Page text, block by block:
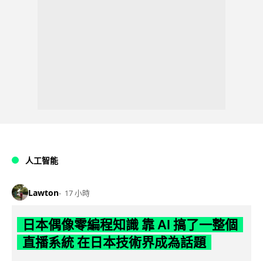
人工智能
Lawton 17 小時
日本偶像零編程知識 靠 AI 搞了一整個
直播系統 在日本技術界成為話題